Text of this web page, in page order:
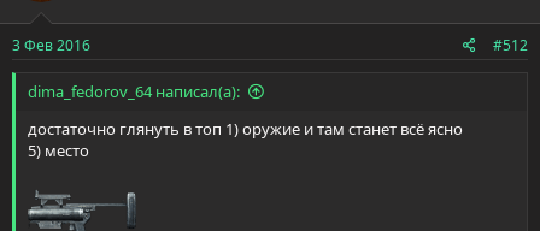
3 Фев 2016 #512
dima_fedorov_64 написал(а):
достаточно глянуть в топ 1) оружие и там станет всё ясно
5) место